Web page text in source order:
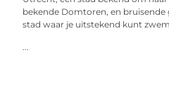
bekende Domtoren, en bruisende
stad waar je uitstekend kunt
...